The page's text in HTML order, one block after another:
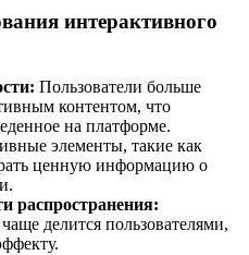
интерактивного
Пользователи больше
контентом, что
на платформе.
элементы, такие как
ценную информацию о
распространения:
делится пользователями,